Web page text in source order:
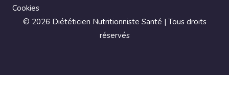
© 2026 Diététicien Nutritionniste Santé | Tous droits
réservés
Cookies